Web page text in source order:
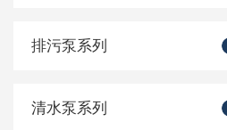
排污泵系列
清水泵系列